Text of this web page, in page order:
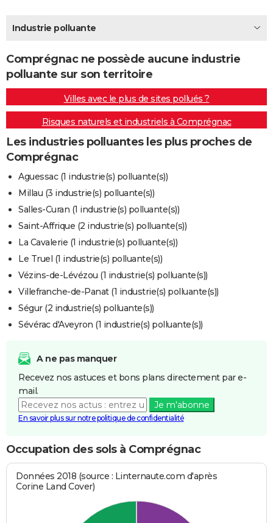
BONS PLANS
CARTE DE VOEUX
Carte de Noël
Carte Bonne année
Carte Saint-Valentin
Carte Pâques
Carte d'anniversaire
DICTIONNAIRE
Dictionnaire
Biographies
Citations
Expressions
Proverbes
PROGRAMME TV
COPAINS D'AVANT
S'inscrire
Se connecter
Lycées
Collèges
Primaires
Universités
Entreprises
Service militaire
Avis de recherche
AVIS DE DÉCÈS
FORUM
Industrie polluante
Comprégnac ne possède aucune industrie
polluante sur son territoire
Villes avec le plus de sites pollués ?
Risques naturels et industriels à Comprégnac
Les industries polluantes les plus proches de
Comprégnac
Aguessac (1 industrie(s) polluante(s))
Millau (3 industrie(s) polluante(s))
Salles-Curan (1 industrie(s) polluante(s))
Saint-Affrique (2 industrie(s) polluante(s))
La Cavalerie (1 industrie(s) polluante(s))
Le Truel (1 industrie(s) polluante(s))
Vézins-de-Lévézou (1 industrie(s) polluante(s))
Villefranche-de-Panat (1 industrie(s) polluante(s))
Ségur (2 industrie(s) polluante(s))
Sévérac d'Aveyron (1 industrie(s) polluante(s))
A ne pas manquer
Recevez nos astuces et bons plans directement par e-
mail.
Je m'abonne
En savoir plus sur notre politique de confidentialité
Occupation des sols à Comprégnac
Données 2018 (source : Linternaute.com d'après
Corine Land Cover)